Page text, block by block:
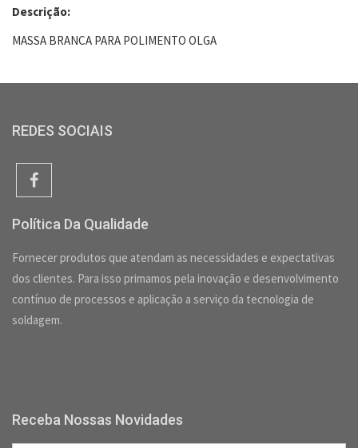
Descrição:
MASSA BRANCA PARA POLIMENTO OLGA
REDES SOCIAIS
Política Da Qualidade
Fornecer produtos que atendam as necessidades e expectativas
dos clientes. Para isso primamos pela inovação e desenvolvimento
contínuo de processos e aplicação a serviço da tecnologia de
soldagem.
Receba Nossas Novidades